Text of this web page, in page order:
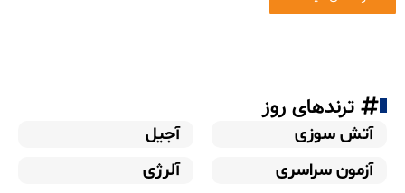
ترندهای روز
آتش سوزی
آجیل
آزمون سراسری
آلرژی